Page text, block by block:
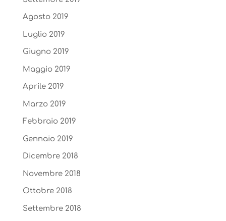
Agosto 2019
Luglio 2019
Giugno 2019
Maggio 2019
Aprile 2019
Marzo 2019
Febbraio 2019
Gennaio 2019
Dicembre 2018
Novembre 2018
Ottobre 2018
Settembre 2018